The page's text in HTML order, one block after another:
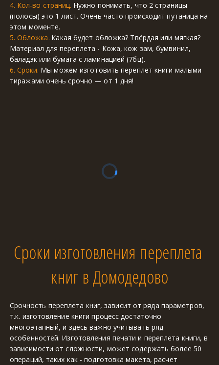
4. Кол-во страниц. Нужно понимать, что 2 страницы
(полосы) это 1 лист. Очень часто происходит путаница на
этом моменте.
5. Обложка. Какая будет обложка? Твёрдая или мягкая?
Материал для переплета - Кожа, кож зам, бумвинил,
баладэк или бумага с ламинацией (7бц).
6. Сроки. Мы можем изготовить переплет книги малыми
тиражами очень срочно — от 1 дня!
Сроки изготовления переплета
книг в Домодедово
Срочность переплета книг, зависит от ряда параметров,
т.к. изготовление книги процесс достаточно
многоэтапный, и здесь важно учитывать ряд
особенностей. Изготовления печати и переплета книги, в
зависимости от сложности, может содержать более 50
операций, таких как - подготовка макета, расчет